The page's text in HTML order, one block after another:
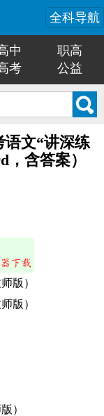
全科导航
中
职高
考 公益
语文“讲深练
含答案）
版）
版）
）